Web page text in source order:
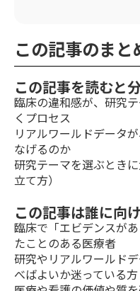
この記事のまと
この記事を読むと
臨床の違和感が、研究
くプロセス
リアルワールドデータ
なげるのか
研究テーマを選ぶとき
立て方）
この記事は誰に向
臨床で「エビデンスが
たことのある医療者
研究やリアルワールド
べばよいか迷っている方